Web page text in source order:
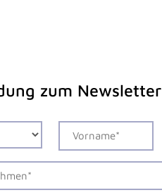
zum Newsletter